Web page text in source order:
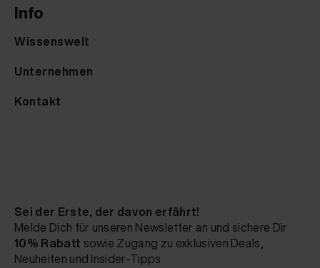
Info
Wissenswelt
Unternehmen
Kontakt
Sei der Erste, der davon erfährt!
Melde Dich für unseren Newsletter an und sichere Dir
10% Rabatt sowie Zugang zu exklusiven Deals,
Neuheiten und Insider-Tipps